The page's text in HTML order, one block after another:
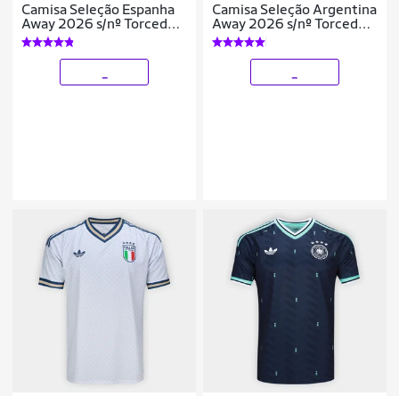
Camisa Seleção Espanha
Away 2026 s/nº Torcedor
Adidas Originals
Masculina
Camisa Seleção Argentina
Away 2026 s/nº Torcedor
Adidas Originals
Masculina